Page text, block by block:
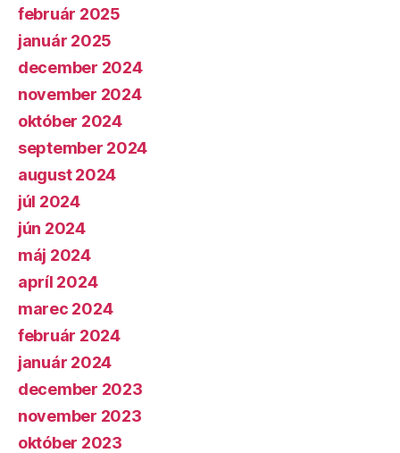
február 2025
január 2025
december 2024
november 2024
október 2024
september 2024
august 2024
júl 2024
jún 2024
máj 2024
apríl 2024
marec 2024
február 2024
január 2024
december 2023
november 2023
október 2023